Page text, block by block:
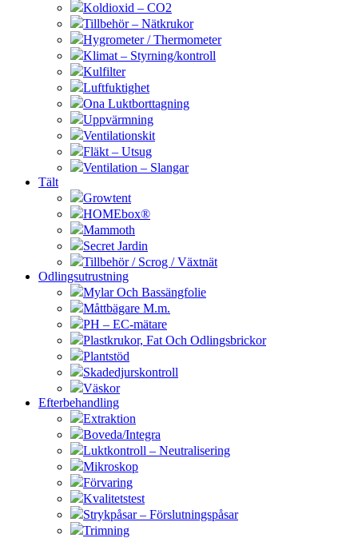
Koldioxid – CO2
Tillbehör – Nätkrukor
Hygrometer / Thermometer
Klimat – Styrning/kontroll
Kulfilter
Luftfuktighet
Ona Luktborttagning
Uppvärmning
Ventilationskit
Fläkt – Utsug
Ventilation – Slangar
Tält
Growtent
HOMEbox®
Mammoth
Secret Jardin
Tillbehör / Scrog / Växtnät
Odlingsutrustning
Mylar Och Bassängfolie
Måttbägare M.m.
PH – EC-mätare
Plastkrukor, Fat Och Odlingsbrickor
Plantstöd
Skadedjurskontroll
Väskor
Efterbehandling
Extraktion
Boveda/Integra
Luktkontroll – Neutralisering
Mikroskop
Förvaring
Kvalitetstest
Strykpåsar – Förslutningspåsar
Trimning